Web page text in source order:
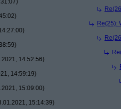
Re(25):
14:52:56)
14:59:19)
15:09:00)
15:14:39)